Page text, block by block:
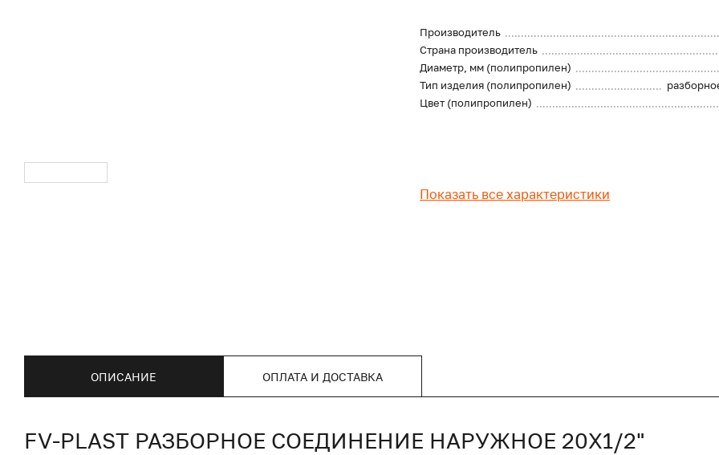
Производитель
Страна производитель
Диаметр, мм (полипропилен)
Тип изделия (полипропилен)
Цвет (полипропилен)
Показать все характеристики
ОПИСАНИЕ ОПЛАТА И ДОСТАВКА
FV-PLAST РАЗБОРНОЕ СОЕДИНЕНИЕ НАРУЖНОЕ 20Х1/2"